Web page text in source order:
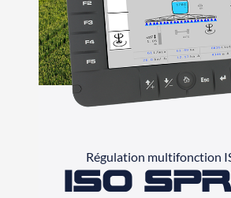
Régulation multifonction
ISO